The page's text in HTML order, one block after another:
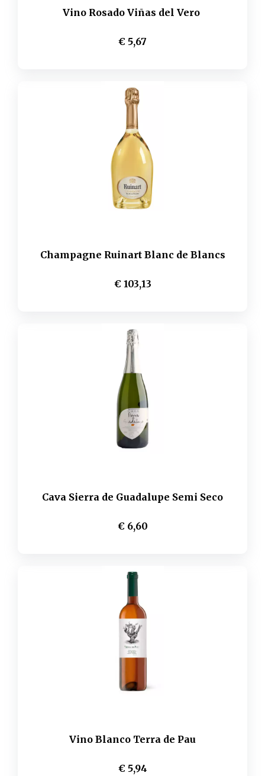
Vino Rosado Viñas del Vero
€ 5,67
Champagne Ruinart Blanc de Blancs
€ 103,13
Cava Sierra de Guadalupe Semi Seco
€ 6,60
Vino Blanco Terra de Pau
€ 5,94